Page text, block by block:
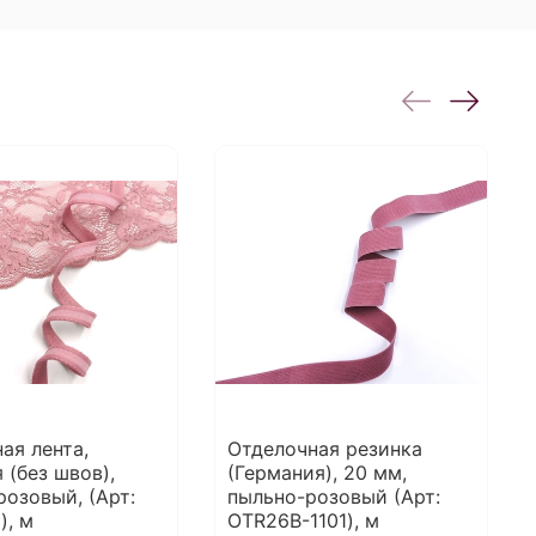
лента,
(без швов),
(Арт:
м
Отделочная резинка
(Германия), 20 мм,
пыльно-розовый (Арт:
OTR26B-1101), м